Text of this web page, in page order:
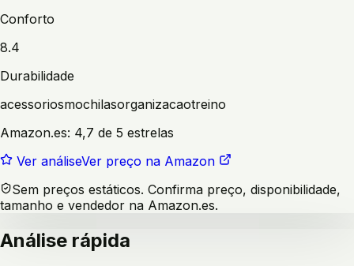
Conforto
8.4
Durabilidade
acessoriosmochilasorganizacaotreino
Amazon.es: 4,7 de 5 estrelas
Ver análiseVer preço na Amazon
Sem preços estáticos. Confirma preço, disponibilidade,
tamanho e vendedor na Amazon.es.
Análise rápida